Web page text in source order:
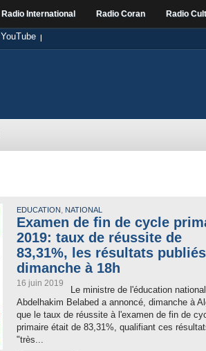
Radio International Radio Coran Radio
YouTube
EDUCATION, NATIONAL
Examen de fin de cycle
2019: taux de réussite de
83,31%, les résultats
dimanche à 18h
16 juin 2019
Le ministre de l'éducation
Abdelhakim Belabed a annoncé, dimanche à
que le taux de réussite à l'examen de fin de
primaire était de 83,31%, qualifiant ces
"très...